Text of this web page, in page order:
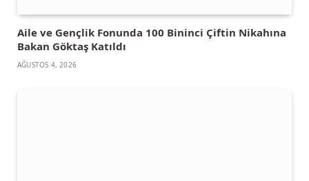
Aile ve Gençlik Fonunda 100 Bininci Çiftin Nikahına
Bakan Göktaş Katıldı
AĞUSTOS 4, 2026